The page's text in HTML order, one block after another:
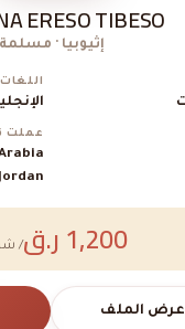
ERESO TIBESO
إثيوبيا · مسلمة
اللغات
عملت
1,200 ر.ق /
عرض الملف